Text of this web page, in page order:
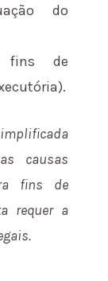
do
fins de
causas
fins de
requer a